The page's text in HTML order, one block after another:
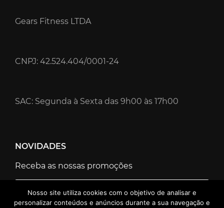
Gears Fitness LTDA
CNPJ: 42.524.404/0001-24
SAC: Segunda à Sexta das 9h00 às 17h00
NOVIDADES
Receba as nossas promoções
Nosso site utiliza cookies com o objetivo de analisar e
personalizar conteúdos e anúncios durante a sua navegação e